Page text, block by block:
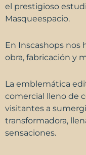
el prestigioso
Masqueespacio.
En Inscashops nos
obra, fabricación y
La emblemática
comercial lleno de
visitantes a
transformadora,
sensaciones.